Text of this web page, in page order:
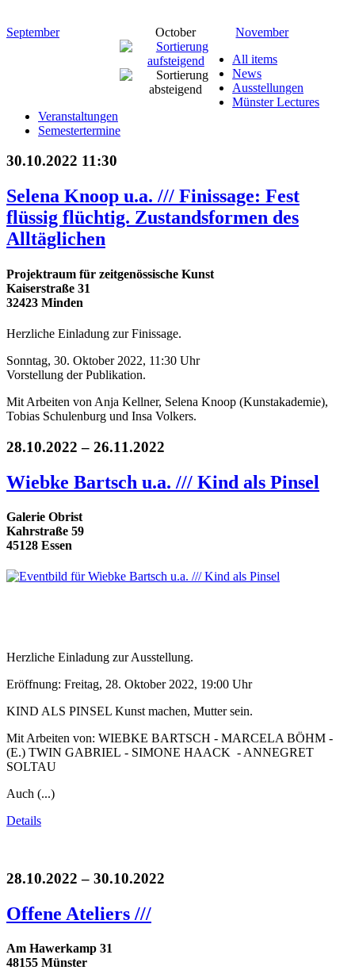
September October
November
All items
News
Ausstellungen
Münster Lectures
Veranstaltungen
Semestertermine
30.10.2022 11:30
Selena Knoop u.a. /// Finissage: Fest
flüssig flüchtig. Zustandsformen des
Alltäglichen
Projektraum für zeitgenössische Kunst
Kaiserstraße 31
32423 Minden
Herzliche Einladung zur Finissage.
Sonntag, 30. Oktober 2022, 11:30 Uhr
Vorstellung der Publikation.
Mit Arbeiten von Anja Kellner, Selena Knoop (Kunstakademie),
Tobias Schulenburg und Insa Volkers.
28.10.2022 – 26.11.2022
Wiebke Bartsch u.a. /// Kind als Pinsel
Galerie Obrist
Kahrstraße 59
45128 Essen
Herzliche Einladung zur Ausstellung.
Eröffnung: Freitag, 28. Oktober 2022, 19:00 Uhr
KIND ALS PINSEL Kunst machen, Mutter sein.
Mit Arbeiten von: WIEBKE BARTSCH - MARCELA BÖHM -
(E.) TWIN GABRIEL - SIMONE HAACK - ANNEGRET
SOLTAU
Auch (...)
Details
28.10.2022 – 30.10.2022
Offene Ateliers ///
Am Hawerkamp 31
48155 Münster